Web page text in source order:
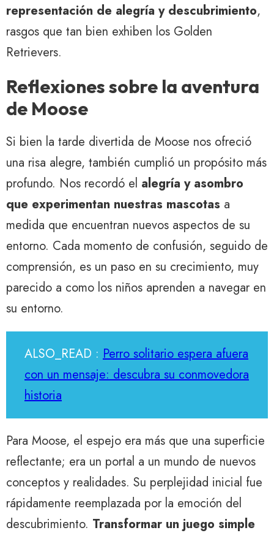
representación de alegría y descubrimiento,
rasgos que tan bien exhiben los Golden
Retrievers.
Reflexiones sobre la aventura
de Moose
Si bien la tarde divertida de Moose nos ofreció
una risa alegre, también cumplió un propósito más
profundo. Nos recordó el alegría y asombro
que experimentan nuestras mascotas a
medida que encuentran nuevos aspectos de su
entorno. Cada momento de confusión, seguido de
comprensión, es un paso en su crecimiento, muy
parecido a como los niños aprenden a navegar en
su entorno.
ALSO_READ : Perro solitario espera afuera
con un mensaje: descubra su conmovedora
historia
Para Moose, el espejo era más que una superficie
reflectante; era un portal a un mundo de nuevos
conceptos y realidades. Su perplejidad inicial fue
rápidamente reemplazada por la emoción del
descubrimiento. Transformar un juego simple